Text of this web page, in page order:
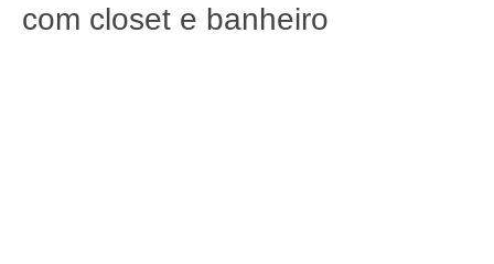
com closet e banheiro